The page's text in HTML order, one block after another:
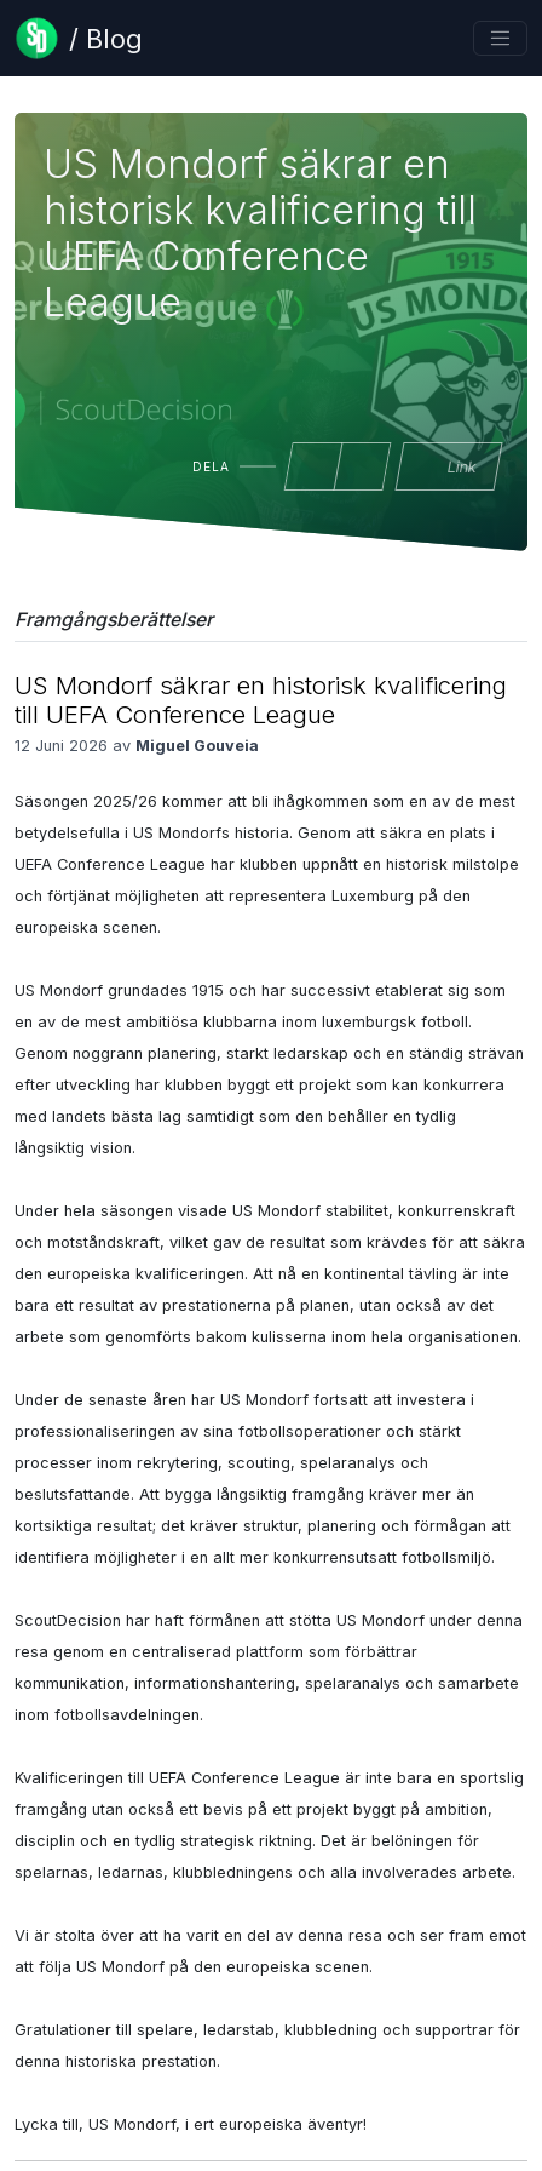
/ Blog
US Mondorf säkrar en
historisk kvalificering till
UEFA Conference
League
DELA Link
Framgångsberättelser
US Mondorf säkrar en historisk kvalificering
till UEFA Conference League
12 Juni 2026 av Miguel Gouveia
Säsongen 2025/26 kommer att bli ihågkommen som en av de mest
betydelsefulla i US Mondorfs historia. Genom att säkra en plats i
UEFA Conference League har klubben uppnått en historisk milstolpe
och förtjänat möjligheten att representera Luxemburg på den
europeiska scenen.
US Mondorf grundades 1915 och har successivt etablerat sig som
en av de mest ambitiösa klubbarna inom luxemburgsk fotboll.
Genom noggrann planering, starkt ledarskap och en ständig strävan
efter utveckling har klubben byggt ett projekt som kan konkurrera
med landets bästa lag samtidigt som den behåller en tydlig
långsiktig vision.
Under hela säsongen visade US Mondorf stabilitet, konkurrenskraft
och motståndskraft, vilket gav de resultat som krävdes för att säkra
den europeiska kvalificeringen. Att nå en kontinental tävling är inte
bara ett resultat av prestationerna på planen, utan också av det
arbete som genomförts bakom kulisserna inom hela organisationen.
Under de senaste åren har US Mondorf fortsatt att investera i
professionaliseringen av sina fotbollsoperationer och stärkt
processer inom rekrytering, scouting, spelaranalys och
beslutsfattande. Att bygga långsiktig framgång kräver mer än
kortsiktiga resultat; det kräver struktur, planering och förmågan att
identifiera möjligheter i en allt mer konkurrensutsatt fotbollsmiljö.
ScoutDecision har haft förmånen att stötta US Mondorf under denna
resa genom en centraliserad plattform som förbättrar
kommunikation, informationshantering, spelaranalys och samarbete
inom fotbollsavdelningen.
Kvalificeringen till UEFA Conference League är inte bara en sportslig
framgång utan också ett bevis på ett projekt byggt på ambition,
disciplin och en tydlig strategisk riktning. Det är belöningen för
spelarnas, ledarnas, klubbledningens och alla involverades arbete.
Vi är stolta över att ha varit en del av denna resa och ser fram emot
att följa US Mondorf på den europeiska scenen.
Gratulationer till spelare, ledarstab, klubbledning och supportrar för
denna historiska prestation.
Lycka till, US Mondorf, i ert europeiska äventyr!